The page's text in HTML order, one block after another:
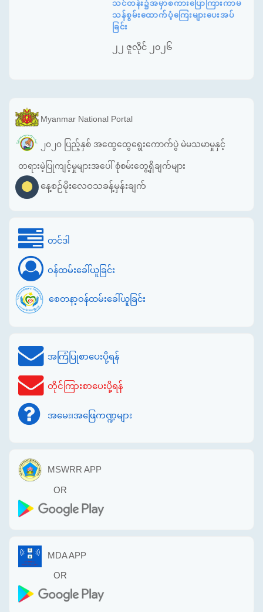
သင်တန်း၌အမှာစကားပြောကြားကာမ
သန်စွမ်းထောက်ပံ့ကြေးများပေးအပ်
ခြင်း
၂၂ ဇူလိုင် ၂၀၂၆
Myanmar National Portal
၂၀၂၀ ပြည့်နှစ် အထွေထွေရွေးကောက်ပွဲ မဲမသမာမှုနှင့်
တရားမဲ့ပြုကျင့်မှုများအပေါ် စုံစမ်းတွေ့ရှိချက်များ
နေ့စဉ်မိုးလေဝသခန့်မှန်းချက်
တင်ဒါ
ဝန်ထမ်းခေါ်ယူခြင်း
စေတနာ့ဝန်ထမ်းခေါ်ယူခြင်း
အကြံပြုစာပေးပို့ရန်
တိုင်ကြားစာပေးပို့ရန်
အမေး၊အဖြေကဏ္ဍများ
MSWRR APP
OR
MDA APP
OR